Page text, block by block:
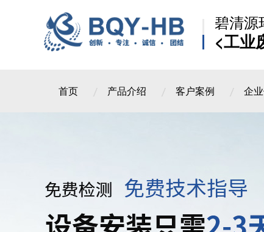
碧清源
<工业
首页 产品介绍 客户案例 企